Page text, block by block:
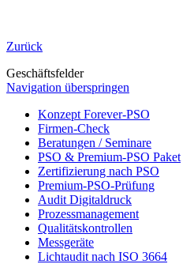
Zurück
Geschäftsfelder
Navigation überspringen
Konzept Forever-PSO
Firmen-Check
Beratungen / Seminare
PSO & Premium-PSO Paket
Zertifizierung nach PSO
Premium-PSO-Prüfung
Audit Digitaldruck
Prozessmanagement
Qualitätskontrollen
Messgeräte
Lichtaudit nach ISO 3664